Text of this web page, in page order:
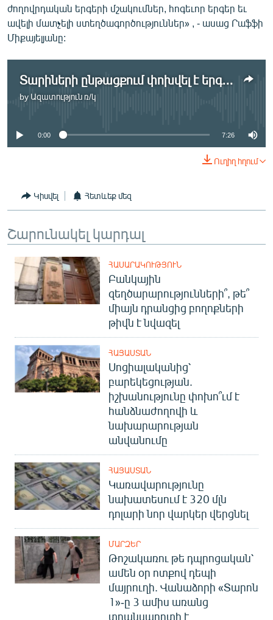
ժողովրդական երգերի մշակումներ, հոգեւոր երգեր եւ
ավելի մատչելի ստեղծագործություններ» , - ասաց Րաֆֆի
Միքայելյանը:
Տարիների ընթացքում փոխվել է երգչախմբի մտածելակերպը
by Ազատություն ռ/կ
No media source currently available
0:00 7:26
Ուղիղ հղում
Կիսվել Հետևեք մեզ
Շարունակել կարդալ
ՀԱՍԱՐԱԿՈՒԹՅՈՒՆ
Բանկային
զեղծարարությունների՞, թե՞
միայն դրանցից բողոքների
թիվն է նվազել
ՀԱՅԱՍՏԱՆ
Սոցիալականից՝
բարեկեցության.
իշխանությունը փոխո՞ւմ է
հանձնաժողովի և
նախարարության
անվանումը
ՀԱՅԱՍՏԱՆ
Կառավարությունը
նախատեսում է 320 մլն
դոլարի նոր վարկեր վերցնել
ՄԱՐԶԵՐ
Թոշակառու թե դպրոցական՝
ամեն օր ոտքով դեպի
մայրուղի. Վանաձորի «Տարոն
1»-ը 3 ամիս առանց
տրանսպորտի է